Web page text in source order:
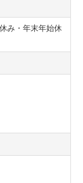
み・年末年始休